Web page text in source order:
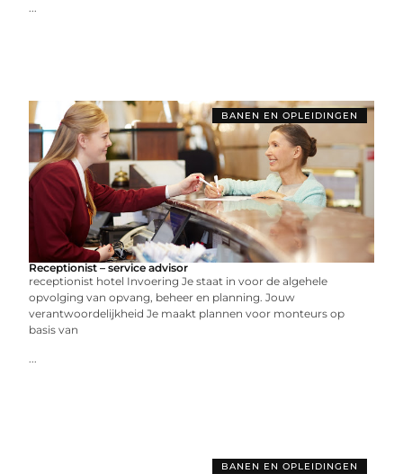
...
BANEN EN OPLEIDINGEN
Receptionist – service advisor
receptionist hotel Invoering Je staat in voor de algehele
opvolging van opvang, beheer en planning. Jouw
verantwoordelijkheid Je maakt plannen voor monteurs op
basis van
...
BANEN EN OPLEIDINGEN